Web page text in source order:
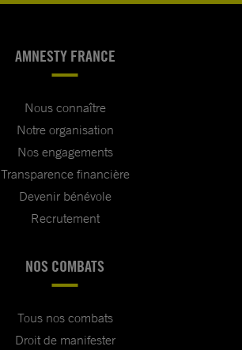
AMNESTY FRANCE
Nous connaître
Notre organisation
Nos engagements
Transparence financière
Devenir bénévole
Recrutement
NOS COMBATS
Tous nos combats
Droit de manifester